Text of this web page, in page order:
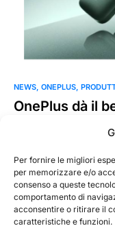
Per fornire le migliori
per memorizzare e/o
consenso a queste
comportamento di
acconsentire o ritirare il
caratteristiche e funzioni.
NEWS ONEPLUS
OnePlus dà il
primi quattro prodotti
MarKusss
7 Febbraio 2023